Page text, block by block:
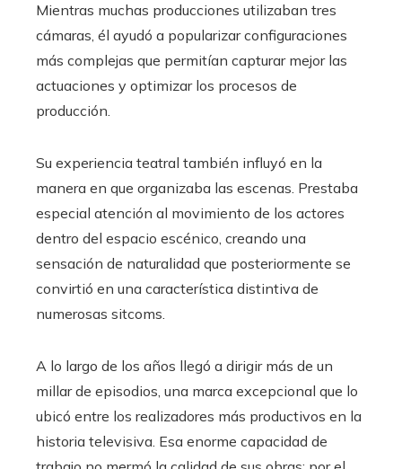
Mientras muchas producciones utilizaban tres
cámaras, él ayudó a popularizar configuraciones
más complejas que permitían capturar mejor las
actuaciones y optimizar los procesos de
producción.
Su experiencia teatral también influyó en la
manera en que organizaba las escenas. Prestaba
especial atención al movimiento de los actores
dentro del espacio escénico, creando una
sensación de naturalidad que posteriormente se
convirtió en una característica distintiva de
numerosas sitcoms.
A lo largo de los años llegó a dirigir más de un
millar de episodios, una marca excepcional que lo
ubicó entre los realizadores más productivos en la
historia televisiva. Esa enorme capacidad de